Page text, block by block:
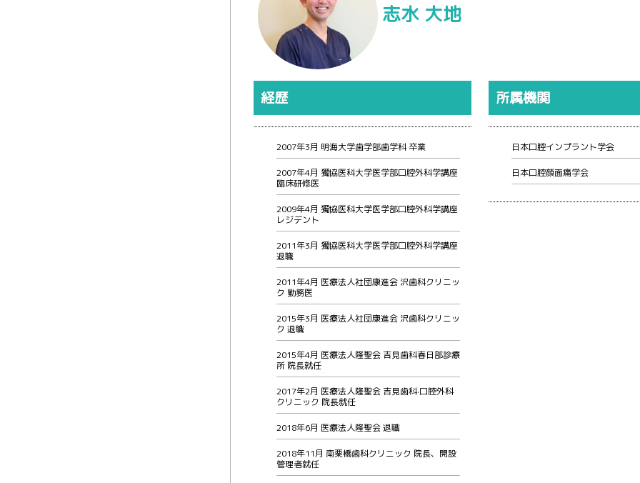
志水 大地
経歴
2007年3月 明海大学歯学部歯学科 卒業
2007年4月 獨協医科大学医学部口腔外科学講座
臨床研修医
2009年4月 獨協医科大学医学部口腔外科学講座
レジデント
2011年3月 獨協医科大学医学部口腔外科学講座
退職
2011年4月 医療法人社団康進会 沢歯科クリニッ
ク 勤務医
2015年3月 医療法人社団康進会 沢歯科クリニッ
ク 退職
2015年4月 医療法人隆聖会 吉見歯科春日部診療
所 院長就任
2017年2月 医療法人隆聖会 吉見歯科·口腔外科
クリニック 院長就任
2018年6月 医療法人隆聖会 退職
2018年11月 南栗橋歯科クリニック 院長、開設
管理者就任
所属機関
日本口腔インプラント学会
日本口腔顔面痛学会